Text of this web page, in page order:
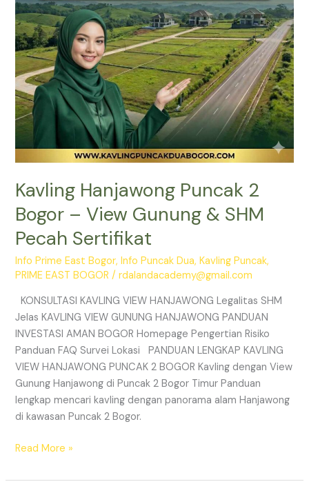
Kavling Hanjawong Puncak 2
Bogor – View Gunung & SHM
Pecah Sertifikat
Info Prime East Bogor,Info Puncak Dua,Kavling Puncak,
PRIME EAST BOGOR /rdalandacademy@gmail.com
KONSULTASI KAVLING VIEW HANJAWONG Legalitas SHM
Jelas KAVLING VIEW GUNUNG HANJAWONG PANDUAN
INVESTASI AMAN BOGOR Homepage Pengertian Risiko
Panduan FAQ Survei Lokasi PANDUAN LENGKAP KAVLING
VIEW HANJAWONG PUNCAK 2 BOGOR Kavling dengan View
Gunung Hanjawong di Puncak 2 Bogor Timur Panduan
lengkap mencari kavling dengan panorama alam Hanjawong
di kawasan Puncak 2 Bogor.
Gunung
&
SHM
Pecah
Sertifikat
Read More »